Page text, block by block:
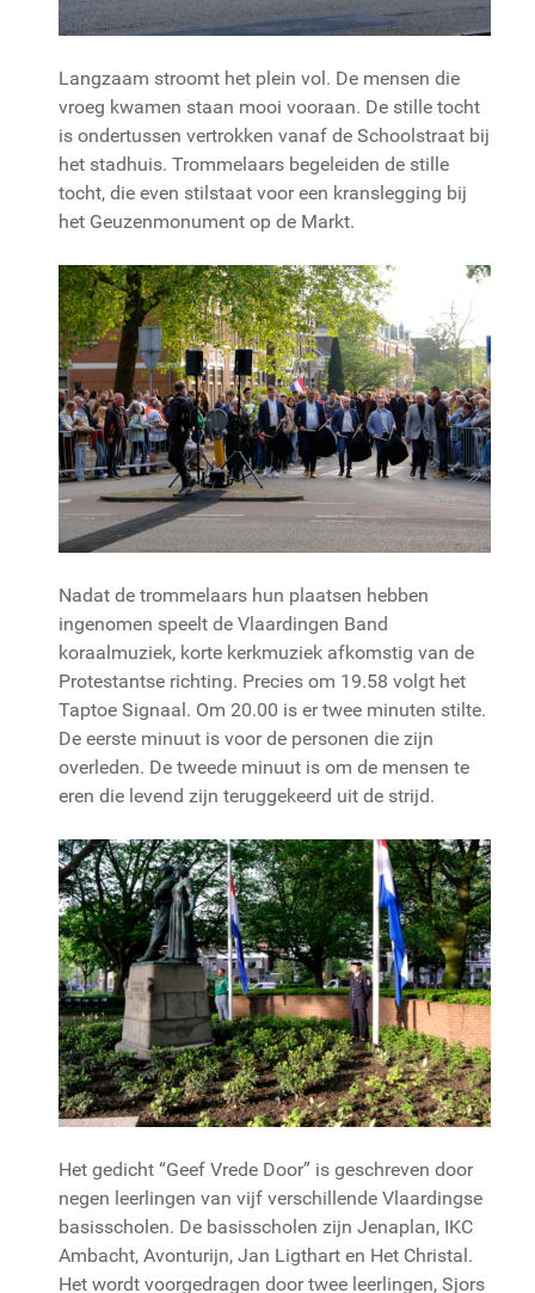
Langzaam stroomt het plein vol. De mensen die
vroeg kwamen staan mooi vooraan. De stille tocht
is ondertussen vertrokken vanaf de Schoolstraat bij
het stadhuis. Trommelaars begeleiden de stille
tocht, die even stilstaat voor een kranslegging bij
het Geuzenmonument op de Markt.
Nadat de trommelaars hun plaatsen hebben
ingenomen speelt de Vlaardingen Band
koraalmuziek, korte kerkmuziek afkomstig van de
Protestantse richting. Precies om 19.58 volgt het
Taptoe Signaal. Om 20.00 is er twee minuten stilte.
De eerste minuut is voor de personen die zijn
overleden. De tweede minuut is om de mensen te
eren die levend zijn teruggekeerd uit de strijd.
Het gedicht “Geef Vrede Door” is geschreven door
negen leerlingen van vijf verschillende Vlaardingse
basisscholen. De basisscholen zijn Jenaplan, IKC
Ambacht, Avonturijn, Jan Ligthart en Het Christal.
Het wordt voorgedragen door twee leerlingen, Sjors